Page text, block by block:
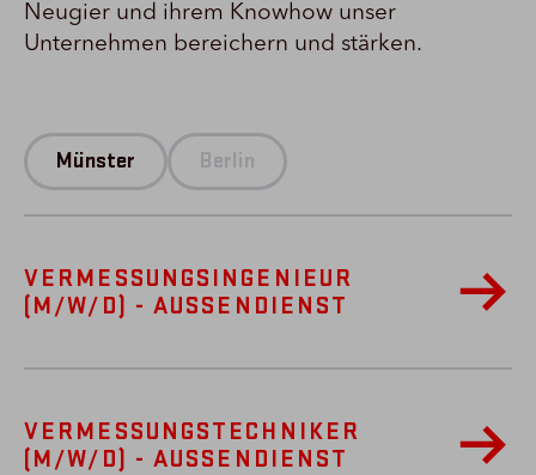
Neugier und ihrem Knowhow unser
Unternehmen bereichern und stärken.
Münster Berlin
VERMESSUNGSINGENIEUR
(M/W/D) - AUSSENDIENST
VERMESSUNGSTECHNIKER
(M/W/D) - AUSSENDIENST